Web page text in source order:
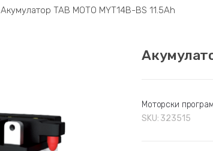
Акумулатор TAB MOTO MYT14B-BS 11.5Ah
Моторски програм
SKU: 323515